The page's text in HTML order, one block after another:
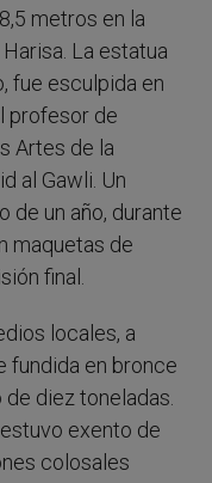
metros en la
La estatua
fue esculpida en
profesor de
Artes de la
al Gawli. Un
de un año, durante
maquetas de
final.
locales, a
fundida en bronce
diez toneladas.
exento de
colosales